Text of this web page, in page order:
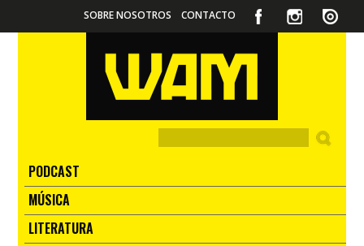
SOBRE NOSOTROS CONTACTO
PODCAST
MÚSICA
LITERATURA